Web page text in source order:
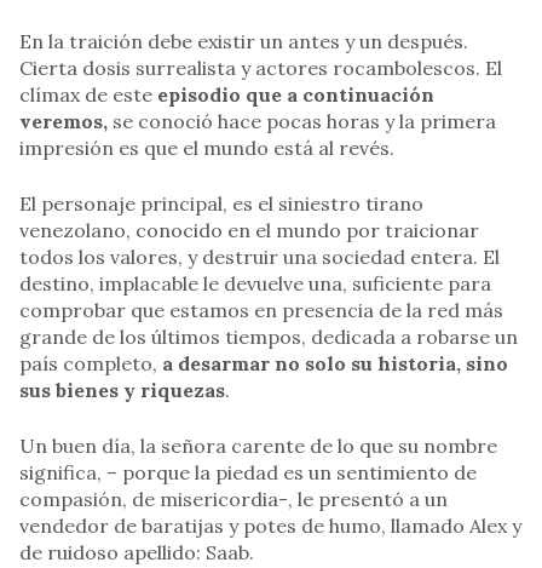
En la traición debe existir un antes y un después.
Cierta dosis surrealista y actores rocambolescos. El
clímax de este episodio que a continuación
veremos, se conoció hace pocas horas y la primera
impresión es que el mundo está al revés.
El personaje principal, es el siniestro tirano
venezolano, conocido en el mundo por traicionar
todos los valores, y destruir una sociedad entera. El
destino, implacable le devuelve una, suficiente para
comprobar que estamos en presencia de la red más
grande de los últimos tiempos, dedicada a robarse un
país completo, a desarmar no solo su historia, sino
sus bienes y riquezas.
Un buen día, la señora carente de lo que su nombre
significa, – porque la piedad es un sentimiento de
compasión, de misericordia-, le presentó a un
vendedor de baratijas y potes de humo, llamado Alex y
de ruidoso apellido: Saab.